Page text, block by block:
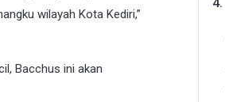
wilayah Kota Kediri,”
Bacchus ini akan